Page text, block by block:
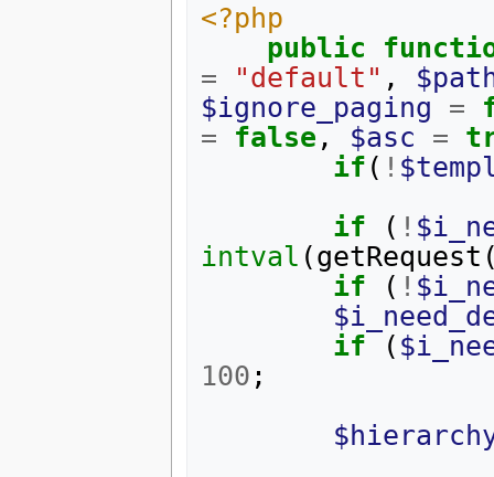
<?php
public
=
"default" ,
$ignore_paging
=
=
false , $asc =
if ( !
if
( !
intval (getRequest
if
( !
if
(
100 ;